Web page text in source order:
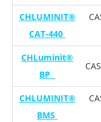
CHLUMINIT®
CAT-440
CHLuminit®
BP
CHLUMINIT®
BMS